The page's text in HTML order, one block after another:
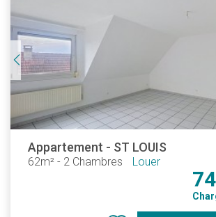
Appartement - ST LOUIS
62m² - 2 Chambres Louer